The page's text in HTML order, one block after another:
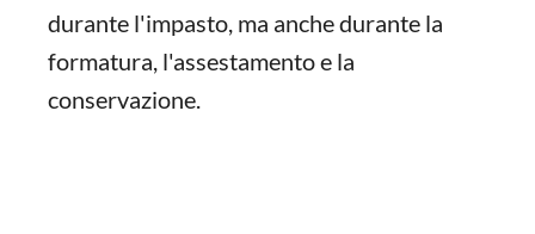
durante l'impasto, ma anche durante la
formatura, l'assestamento e la
conservazione.